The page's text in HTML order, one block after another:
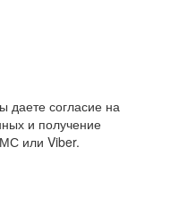
даете согласие на
и получение
или Viber.